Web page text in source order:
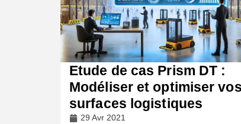
Etude de cas Prism DT :
Modéliser et optimiser vos
surfaces logistiques
29 Avr 2021